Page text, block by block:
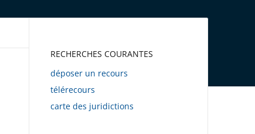
RECHERCHES COURANTES
déposer un recours
télérecours
carte des juridictions